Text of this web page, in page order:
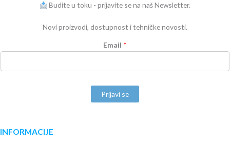
Budite u toku - prijavite se na naš Newsletter.
Novi proizvodi, dostupnost i tehničke novosti.
Email *
Prijavi se
INFORMACIJE